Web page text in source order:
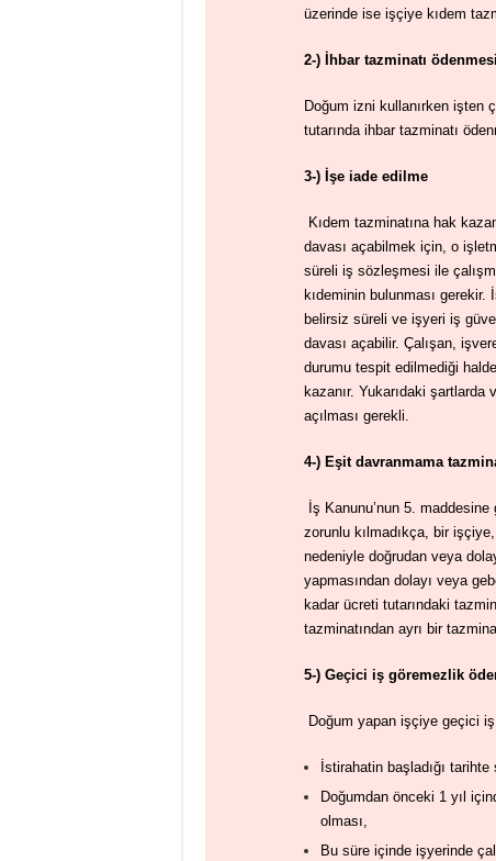
üzerinde ise işçiye kıdem
2-) İhbar tazminatı ödenmesi
Doğum izni kullanırken işten
tutarında ihbar tazminatı
3-) İşe iade edilme
Kıdem tazminatına hak
davası açabilmek için, o
süreli iş sözleşmesi ile
kıdeminin bulunması
belirsiz süreli ve işyeri iş
davası açabilir. Çalışan,
durumu tespit edilmediği
kazanır. Yukarıdaki
açılması gerekli.
4-) Eşit davranmama
İş Kanunu’nun 5.
zorunlu kılmadıkça, bir
nedeniyle doğrudan veya
yapmasından dolayı veya
kadar ücreti tutarındaki
tazminatından ayrı bir
5-) Geçici iş göremezlik
Doğum yapan işçiye geçici
İstirahatin başladığı
Doğumdan önceki 1 yıl
olması,
Bu süre içinde işyerinde